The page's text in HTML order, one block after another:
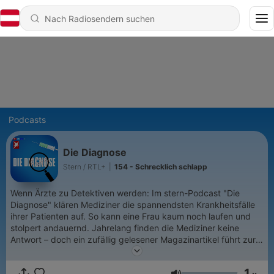
Podcasts
Die Diagnose
Stern / RTL+ 154 - Schrecklich schlapp
Wenn Ärzte zu Detektiven werden: Im stern-Podcast "Die
Diagnose" klären Mediziner die spannendsten Krankheitsfälle
ihrer Patienten auf. So kann eine Frau kaum noch laufen und
stolpert andauernd. Jahrelang finden die Mediziner keine
Antwort – doch ein zufällig gelesener Magazinartikel führt zur
Lösung. Ein anderer Fall: Ein Mann bekommt starkes Fieber.